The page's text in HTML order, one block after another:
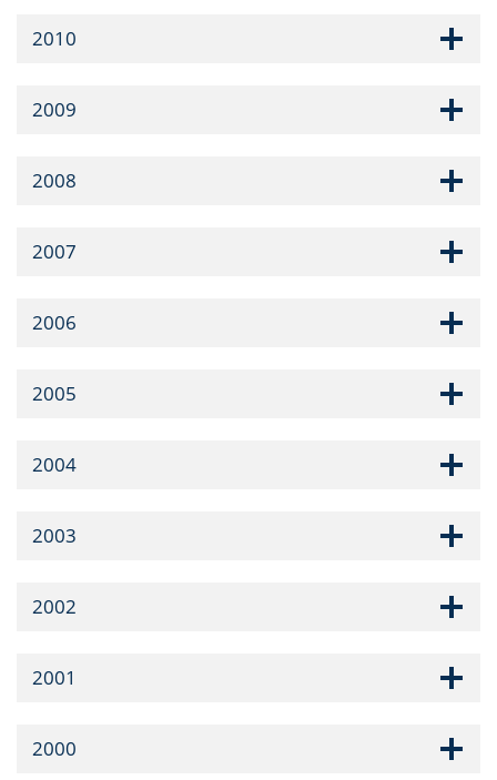
2010
2009
2008
2007
2006
2005
2004
2003
2002
2001
2000